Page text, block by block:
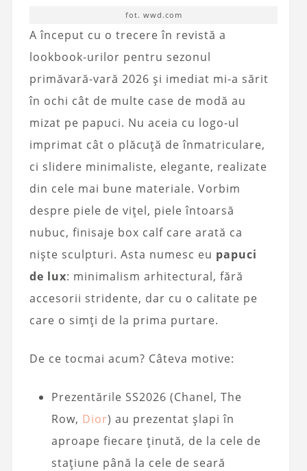
fot. wwd.com
A început cu o trecere în revistă a
lookbook-urilor pentru sezonul
primăvară-vară 2026 și imediat mi-a sărit
în ochi cât de multe case de modă au
mizat pe papuci. Nu aceia cu logo-ul
imprimat cât o plăcuță de înmatriculare,
ci slidere minimaliste, elegante, realizate
din cele mai bune materiale. Vorbim
despre piele de vițel, piele întoarsă
nubuc, finisaje box calf care arată ca
niște sculpturi. Asta numesc eu papuci
de lux: minimalism arhitectural, fără
accesorii stridente, dar cu o calitate pe
care o simți de la prima purtare.
De ce tocmai acum? Câteva motive:
Prezentările SS2026 (Chanel, The
Row, Dior) au prezentat șlapi în
aproape fiecare ținută, de la cele de
stațiune până la cele de seară